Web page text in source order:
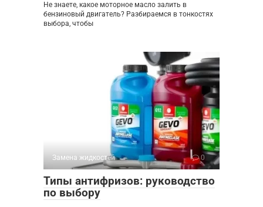
Не знаете, какое моторное масло залить в
бензиновый двигатель? Разбираемся в тонкостях
выбора, чтобы
Замена жидкостей 0
Типы антифризов: руководство
по выбору